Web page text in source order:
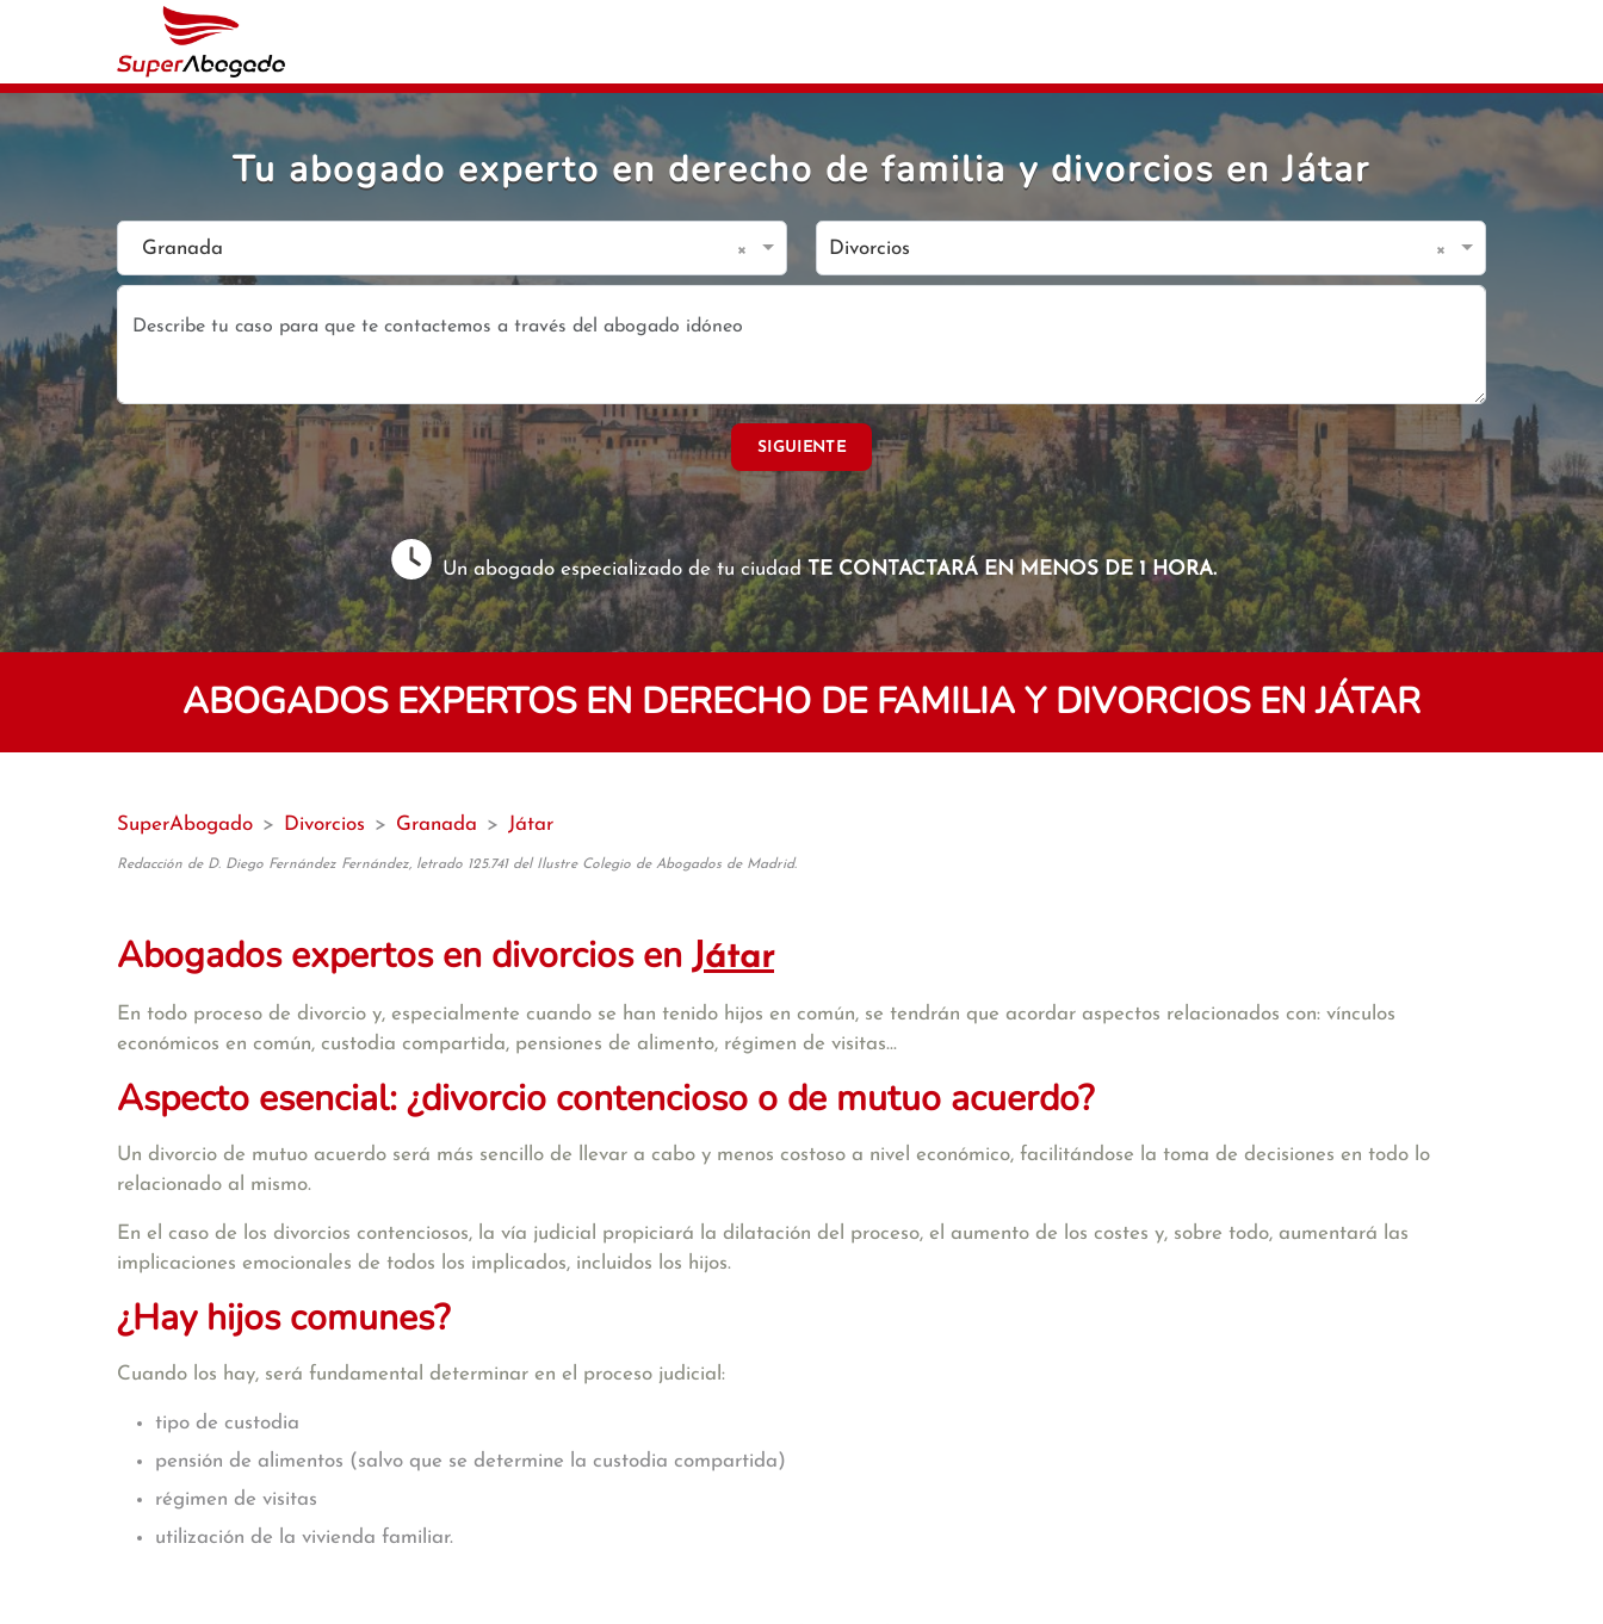
Tu abogado experto en derecho de familia y divorcios en Játar
Granada × Divorcios ×
SIGUIENTE
Un abogado especializado de tu ciudadTE CONTACTARÁ EN MENOS DE 1 HORA.
ABOGADOS EXPERTOS EN DERECHO DE FAMILIA Y DIVORCIOS EN JÁTAR
SuperAbogado > Divorcios > Granada > Játar
Redacción de D. Diego Fernández Fernández, letrado 125.741 del Ilustre Colegio de Abogados de Madrid.
Abogados expertos en divorcios en Játar
En todo proceso de divorcio y, especialmente cuando se han tenido hijos en común, se tendrán que acordar aspectos relacionados con: vínculos
económicos en común, custodia compartida, pensiones de alimento, régimen de visitas...
Aspecto esencial: ¿divorcio contencioso o de mutuo acuerdo?
Un divorcio de mutuo acuerdo será más sencillo de llevar a cabo y menos costoso a nivel económico, facilitándose la toma de decisiones en todo lo
relacionado al mismo.
En el caso de los divorcios contenciosos, la vía judicial propiciará la dilatación del proceso, el aumento de los costes y, sobre todo, aumentará las
implicaciones emocionales de todos los implicados, incluidos los hijos.
¿Hay hijos comunes?
Cuando los hay, será fundamental determinar en el proceso judicial:
tipo de custodia
pensión de alimentos (salvo que se determine la custodia compartida)
régimen de visitas
utilización de la vivienda familiar.